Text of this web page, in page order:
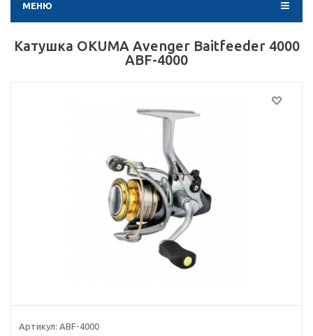
МЕНЮ
Катушка OKUMA Avenger Baitfeeder 4000
ABF-4000
Артикул: ABF-4000